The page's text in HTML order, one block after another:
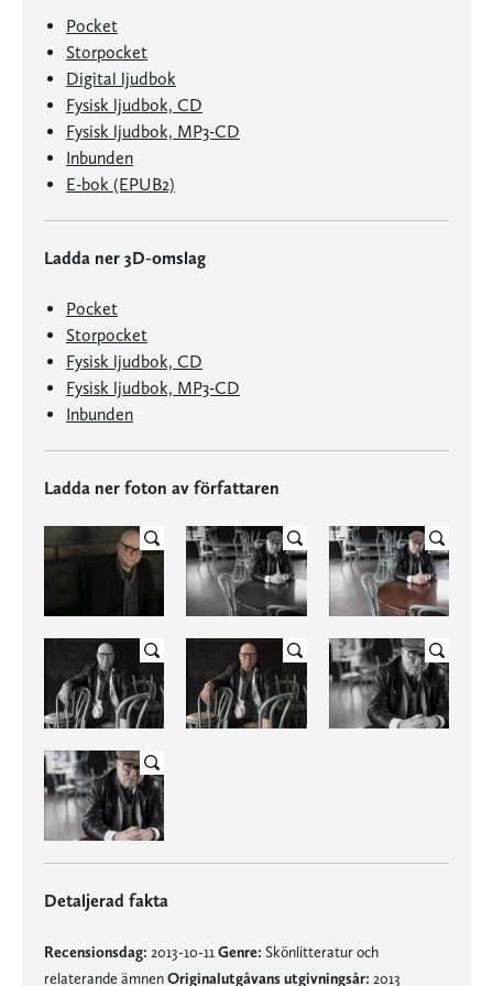
Pocket
Storpocket
Digital ljudbok
Fysisk ljudbok, CD
Fysisk ljudbok, MP3-CD
Inbunden
E-bok (EPUB2)
Ladda ner 3D-omslag
Pocket
Storpocket
Fysisk ljudbok, CD
Fysisk ljudbok, MP3-CD
Inbunden
Ladda ner foton av författaren
Detaljerad fakta
Recensionsdag: 2013-10-11 Genre: Skönlitteratur och
relaterande ämnenOriginalutgåvans utgivningsår: 2013